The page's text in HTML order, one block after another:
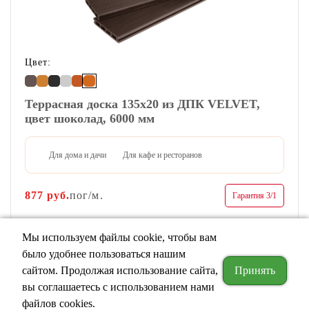
Цвет:
Террасная доска 135х20 из ДПК VELVET,
цвет шоколад, 6000 мм
Для дома и дачи Для кафе и ресторанов
877 руб.пог/м. Гарантия 3/1
ЗАКАЗАТЬ РАСЧЕТ
Мы используем файлы cookie, чтобы вам
было удобнее пользоваться нашим
сайтом. Продолжая использование сайта,
вы соглашаетесь c использованием нами
файлов cookies.
Принять